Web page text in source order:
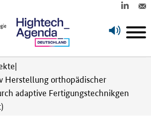
Herstellung orthopädischer
adaptive Fertigungstechnikgen